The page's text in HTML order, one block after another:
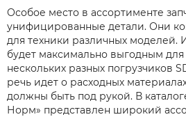
Особое место в ассортименте
унифицированные детали. Они
для техники различных моделей.
будет максимально выгодным
нескольких разных погрузчиков
речь идет о расходных
должны быть под рукой. В
Норм» представлен широкий